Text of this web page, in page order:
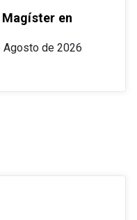
en
Agosto de 2026